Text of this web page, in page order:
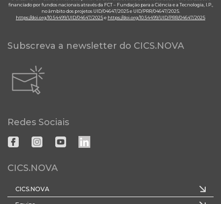
financiado por fundos nacionais através da FCT – Fundação para a Ciência e a Tecnologia, I.P.,
no âmbito dos projetos UID/04647/2025 e UID/PRR/04647/2025.
https://doi.org/10.54499/UID/04647/2025e https://doi.org/10.54499/UID/PRR/04647/2025
Subscreva a newsletter do CICS.NOVA
Redes Sociais
CICS.NOVA
CICS.NOVA